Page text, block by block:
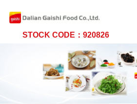
STOCK CODE：920826